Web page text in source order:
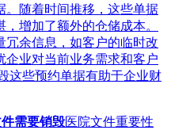
。随着时间推移，这些单据
增加了额外的仓储成本。
冗余信息，如客户的临时改
企业对当前业务需求和客户
这些预约单据有助于企业财
需要销毁医院文件重要性